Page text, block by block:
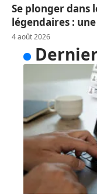
Se plonger dans
légendaires :
4 août 2026